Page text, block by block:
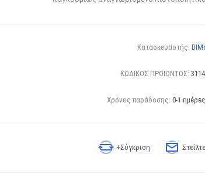
Κατασκευαστής:
ΚΩΔΙΚΟΣ ΠΡΟΪΟΝΤΟΣ:
Χρόνος παράδοσης: 0-1
+Σύγκριση